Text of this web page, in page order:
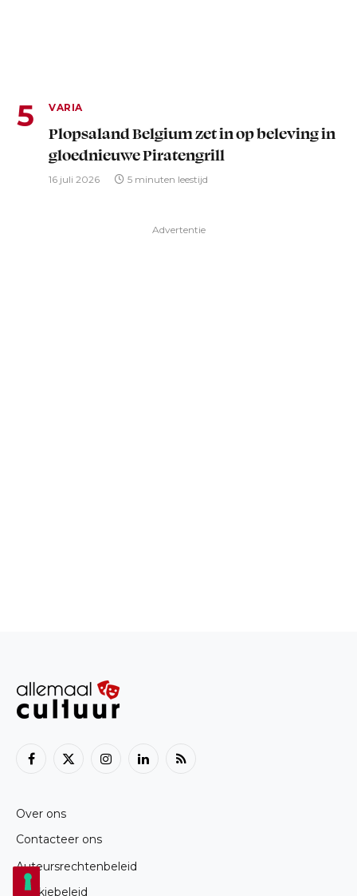
VARIA
Plopsaland Belgium zet in op beleving in
gloednieuwe Piratengrill
16 juli 2026 5 minuten leestijd
Advertentie
Facebook
X
InstagramLinkedInRSS
Over ons
Contacteer ons
Auteursrechtenbeleid
Cookiebeleid